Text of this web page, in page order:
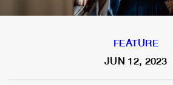
FEATURE
JUN 12, 2023